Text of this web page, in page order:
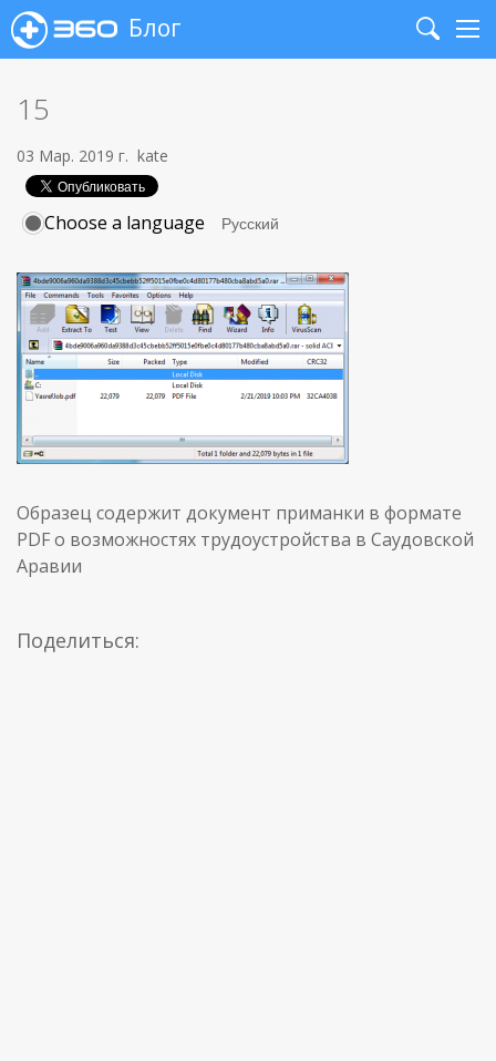
Блог
Search
15
03 Мар. 2019 г. kate
Choose a language
Образец содержит документ приманки в формате
PDF о возможностях трудоустройства в Саудовской
Аравии
Поделиться: